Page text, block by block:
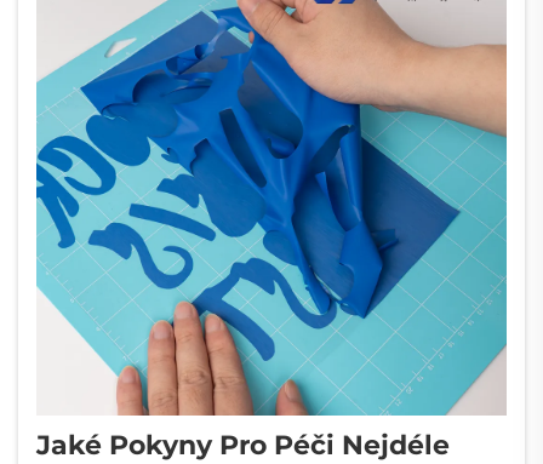
Jaké Pokyny Pro Péči Nejdéle